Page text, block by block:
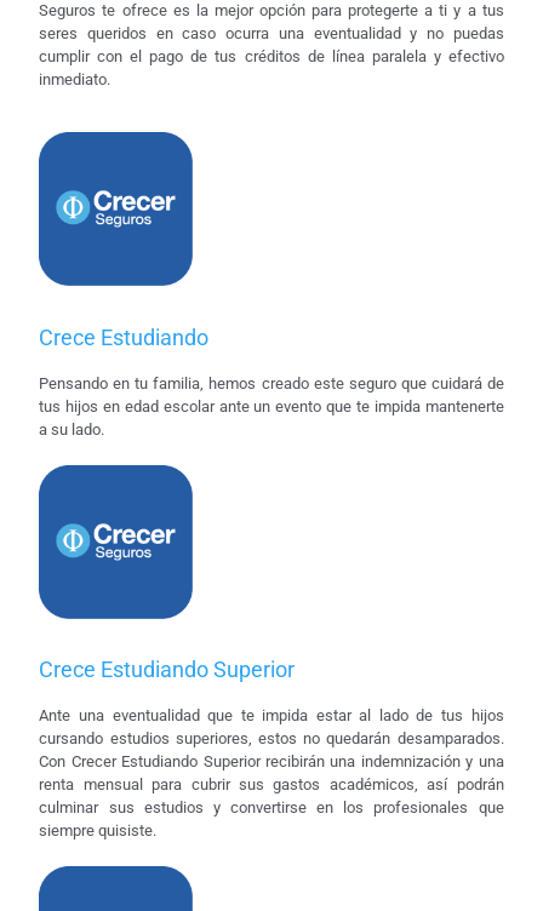
Seguros te ofrece es la mejor opción para protegerte a ti y a tus
seres queridos en caso ocurra una eventualidad y no puedas
cumplir con el pago de tus créditos de línea paralela y efectivo
inmediato.
Crece Estudiando
Pensando en tu familia, hemos creado este seguro que cuidará de
tus hijos en edad escolar ante un evento que te impida mantenerte
a su lado.
Crece Estudiando Superior
Ante una eventualidad que te impida estar al lado de tus hijos
cursando estudios superiores, estos no quedarán desamparados.
Con Crecer Estudiando Superior recibirán una indemnización y una
renta mensual para cubrir sus gastos académicos, así podrán
culminar sus estudios y convertirse en los profesionales que
siempre quisiste.